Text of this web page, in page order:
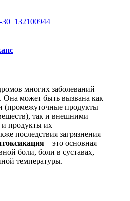
многих заболеваний
. Она может быть вызвана как
(промежуточные продукты
так и внешними
и продукты их
последствия загрязнения
– это основная
боли, боли в суставах,
температуры.